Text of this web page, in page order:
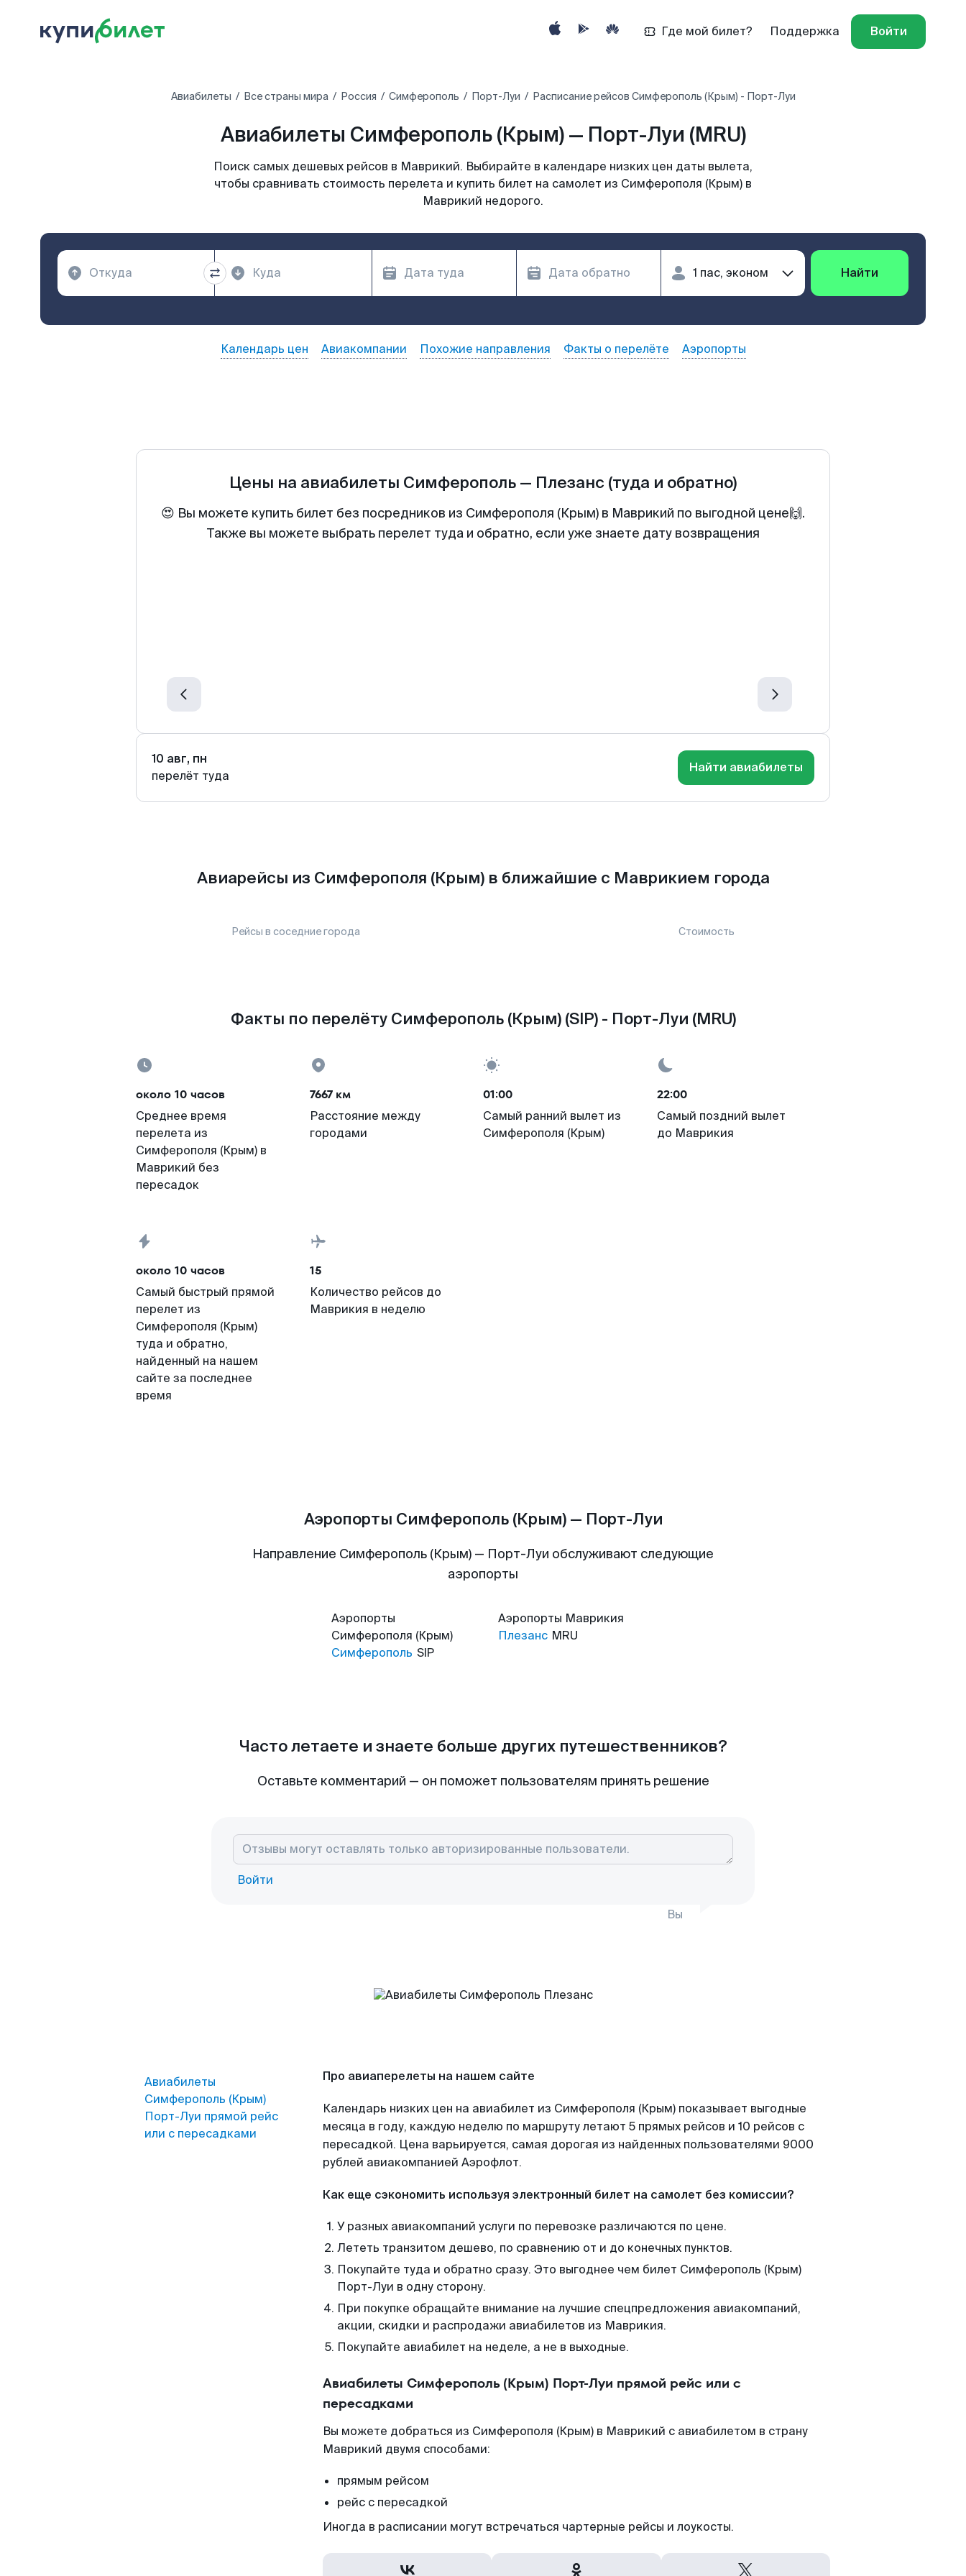
Где мой билет? Поддержка Войти
Авиабилеты Все страны мира Россия Симферополь Порт-Луи Расписание рейсов Симферополь (Крым) - Порт-Луи
Авиабилеты Симферополь (Крым) — Порт-Луи (MRU)
Поиск самых дешевых рейсов в Маврикий. Выбирайте в календаре низких цен даты вылета,
чтобы сравнивать стоимость перелета и купить билет на самолет из Симферополя (Крым) в
Маврикий недорого.
Найти
Календарь цен Авиакомпании Похожие направления Факты о перелёте Аэропорты
Цены на авиабилеты Симферополь — Плезанс (туда и обратно)
😍 Вы можете купить билет без посредников из Симферополя (Крым) в Маврикий по выгодной цене🙌.
Также вы можете выбрать перелет туда и обратно, если уже знаете дату возвращения
10 авг, пн
перелёт туда
Найти авиабилеты
Авиарейсы из Симферополя (Крым) в ближайшие с Маврикием города
Рейсы в соседние города Стоимость
Факты по перелёту Симферополь (Крым) (SIP) - Порт-Луи (MRU)
около 10 часов
Среднее время
перелета из
Симферополя (Крым) в
Маврикий без
пересадок
7667 км
Расстояние между
городами
01:00
Самый ранний вылет из
Симферополя (Крым)
22:00
Самый поздний вылет
до Маврикия
около 10 часов
Самый быстрый прямой
перелет из
Симферополя (Крым)
туда и обратно,
найденный на нашем
сайте за последнее
время
15
Количество рейсов до
Маврикия в неделю
Аэропорты Симферополь (Крым) — Порт-Луи
Направление Симферополь (Крым) — Порт-Луи обслуживают следующие
аэропорты
Аэропорты
Симферополя (Крым)
Симферополь SIP
Аэропорты Маврикия
Плезанс MRU
Часто летаете и знаете больше других путешественников?
Оставьте комментарий — он поможет пользователям принять решение
Войти
Вы
Авиабилеты
Симферополь (Крым)
Порт-Луи прямой рейс
или с пересадками
Про авиаперелеты на нашем сайте
Календарь низких цен на авиабилет из Симферополя (Крым) показывает выгодные
месяца в году, каждую неделю по маршруту летают 5 прямых рейсов и 10 рейсов с
пересадкой. Цена варьируется, самая дорогая из найденных пользователями 9000
рублей авиакомпанией Аэрофлот.
Как еще сэкономить используя электронный билет на самолет без комиссии?
У разных авиакомпаний услуги по перевозке различаются по цене.
Лететь транзитом дешево, по сравнению от и до конечных пунктов.
Покупайте туда и обратно сразу. Это выгоднее чем билет Симферополь (Крым)
Порт-Луи в одну сторону.
При покупке обращайте внимание на лучшие спецпредложения авиакомпаний,
акции, скидки и распродажи авиабилетов из Маврикия.
Покупайте авиабилет на неделе, а не в выходные.
Авиабилеты Симферополь (Крым) Порт-Луи прямой рейс или с
пересадками
Вы можете добраться из Симферополя (Крым) в Маврикий с авиабилетом в страну
Маврикий двумя способами:
прямым рейсом
рейс с пересадкой
Иногда в расписании могут встречаться чартерные рейсы и лоукосты.